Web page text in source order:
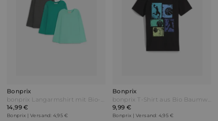
Bonprix
14,99 €
Bonprix | Versand: 4,95 €
Bonprix
9,99 €
Bonprix | Versand: 4,95 €